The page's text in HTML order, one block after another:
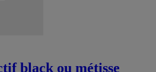
black ou métisse